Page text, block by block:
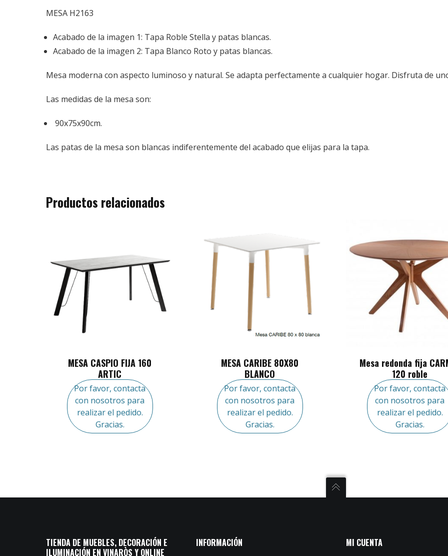
MESA H2163
Acabado de la imagen 1: Tapa Roble Stella y patas blancas.
Acabado de la imagen 2: Tapa Blanco Roto y patas blancas.
Mesa moderna con aspecto luminoso y natural. Se adapta perfectamente a cualquier hogar. Disfruta de
Las medidas de la mesa son:
90x75x90cm.
Las patas de la mesa son blancas indiferentemente del acabado que elijas para la tapa.
Productos relacionados
MESA CASPIO FIJA 160
ARTIC
Por favor, contacta
con nosotros para
realizar el pedido.
Gracias.
MESA CARIBE 80X80
BLANCO
Por favor, contacta
con nosotros para
realizar el pedido.
Gracias.
Mesa redonda fija
120 roble
Por favor, contacta
con nosotros para
realizar el pedido.
Gracias.
TIENDA DE MUEBLES, DECORACIÓN E
ILUMINACIÓN EN VINARÒS Y ONLINE
INFORMACIÓN MI CUENTA